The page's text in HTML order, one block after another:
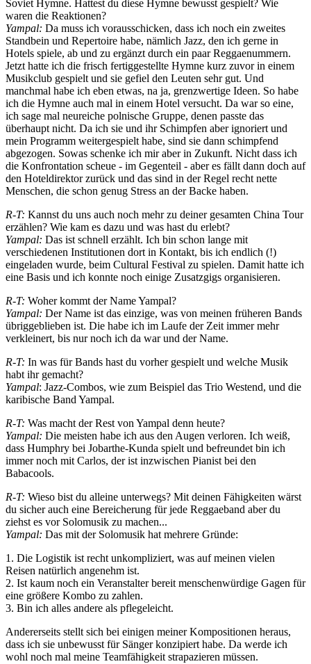
Soviet Hymne. Hattest du diese Hymne bewusst gespielt? Wie
waren die Reaktionen?
Yampal: Da muss ich vorausschicken, dass ich noch ein zweites
Standbein und Repertoire habe, nämlich Jazz, den ich gerne in
Hotels spiele, ab und zu ergänzt durch ein paar Reggaenummern.
Jetzt hatte ich die frisch fertiggestellte Hymne kurz zuvor in einem
Musikclub gespielt und sie gefiel den Leuten sehr gut. Und
manchmal habe ich eben etwas, na ja, grenzwertige Ideen. So habe
ich die Hymne auch mal in einem Hotel versucht. Da war so eine,
ich sage mal neureiche polnische Gruppe, denen passte das
überhaupt nicht. Da ich sie und ihr Schimpfen aber ignoriert und
mein Programm weitergespielt habe, sind sie dann schimpfend
abgezogen. Sowas schenke ich mir aber in Zukunft. Nicht dass ich
die Konfrontation scheue - im Gegenteil - aber es fällt dann doch auf
den Hoteldirektor zurück und das sind in der Regel recht nette
Menschen, die schon genug Stress an der Backe haben.
R-T: Kannst du uns auch noch mehr zu deiner gesamten China Tour
erzählen? Wie kam es dazu und was hast du erlebt?
Yampal: Das ist schnell erzählt. Ich bin schon lange mit
verschiedenen Institutionen dort in Kontakt, bis ich endlich (!)
eingeladen wurde, beim Cultural Festival zu spielen. Damit hatte ich
eine Basis und ich konnte noch einige Zusatzgigs organisieren.
R-T: Woher kommt der Name Yampal?
Yampal: Der Name ist das einzige, was von meinen früheren Bands
übriggeblieben ist. Die habe ich im Laufe der Zeit immer mehr
verkleinert, bis nur noch ich da war und der Name.
R-T: In was für Bands hast du vorher gespielt und welche Musik
habt ihr gemacht?
Yampal: Jazz-Combos, wie zum Beispiel das Trio Westend, und die
karibische Band Yampal.
R-T: Was macht der Rest von Yampal denn heute?
Yampal: Die meisten habe ich aus den Augen verloren. Ich weiß,
dass Humphry bei Jobarthe-Kunda spielt und befreundet bin ich
immer noch mit Carlos, der ist inzwischen Pianist bei den
Babacools.
R-T: Wieso bist du alleine unterwegs? Mit deinen Fähigkeiten wärst
du sicher auch eine Bereicherung für jede Reggaeband aber du
ziehst es vor Solomusik zu machen...
Yampal: Das mit der Solomusik hat mehrere Gründe:
1. Die Logistik ist recht unkompliziert, was auf meinen vielen
Reisen natürlich angenehm ist.
2. Ist kaum noch ein Veranstalter bereit menschenwürdige Gagen für
eine größere Kombo zu zahlen.
3. Bin ich alles andere als pflegeleicht.
Andererseits stellt sich bei einigen meiner Kompositionen heraus,
dass ich sie unbewusst für Sänger konzipiert habe. Da werde ich
wohl noch mal meine Teamfähigkeit strapazieren müssen.